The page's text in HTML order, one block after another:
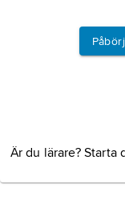
Är du lärare?